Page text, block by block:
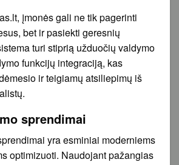
įmonės gali ne tik pagerinti
bet ir pasiekti geresnių
turi stiprią užduočių valdymo
funkcijų integraciją, kas
ir teigiamų atsiliepimų iš
sprendimai
yra esminiai moderniems
optimizuoti. Naudojant pažangias